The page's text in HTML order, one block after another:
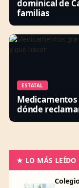
dominical de
familias
ESTATAL
dónde
★ LO MÁS LEÍDO